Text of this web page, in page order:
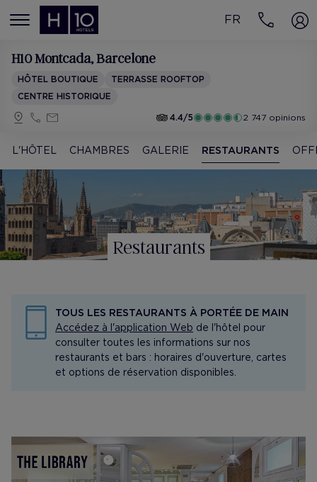
MENÚ
FR
H10 Montcada, Barcelone
HÔTEL BOUTIQUE
TERRASSE ROOFTOP
CENTRE HISTORIQUE
4.4/5
2 747 opinions
L'HÔTEL CHAMBRES GALERIE RESTAURANTS
Restaurants
TOUS LES RESTAURANTS À PORTÉE DE MAIN
Accédez à l'application Web de l'hôtel pour
consulter toutes les informations sur nos
restaurants et bars : horaires d'ouverture, cartes
et options de réservation disponibles.